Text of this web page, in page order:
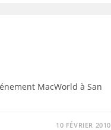
MacWorld à San
10 FÉVRIER 2010